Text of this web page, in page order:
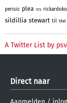
perisic plea rcv rickardoko
sildillia stewart til titel
A Twitter List by
Direct naar